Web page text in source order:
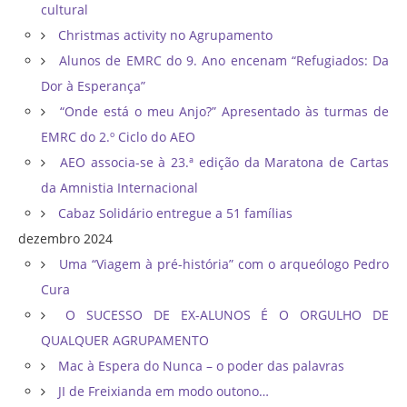
cultural
Christmas activity no Agrupamento
Alunos de EMRC do 9. Ano encenam “Refugiados: Da
Dor à Esperança”
“Onde está o meu Anjo?” Apresentado às turmas de
EMRC do 2.º Ciclo do AEO
AEO associa-se à 23.ª edição da Maratona de Cartas
da Amnistia Internacional
Cabaz Solidário entregue a 51 famílias
dezembro 2024
Uma “Viagem à pré-história” com o arqueólogo Pedro
Cura
O SUCESSO DE EX-ALUNOS É O ORGULHO DE
QUALQUER AGRUPAMENTO
Mac à Espera do Nunca – o poder das palavras
JI de Freixianda em modo outono…